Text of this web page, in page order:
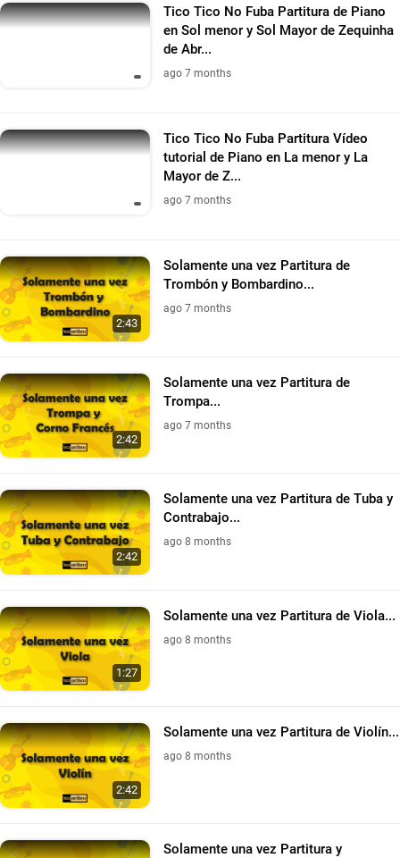
Tico Tico No Fuba Partitura de Piano
en Sol menor y Sol Mayor de Zequinha
de Abr...
ago 7 months
Tico Tico No Fuba Partitura Vídeo
tutorial de Piano en La menor y La
Mayor de Z...
ago 7 months
2:43
Solamente una vez Partitura de
Trombón y Bombardino...
ago 7 months
2:42
Solamente una vez Partitura de
Trompa...
ago 7 months
2:42
Solamente una vez Partitura de Tuba y
Contrabajo...
ago 8 months
1:27
Solamente una vez Partitura de Viola...
ago 8 months
2:42
Solamente una vez Partitura de Violín...
ago 8 months
Solamente una vez Partitura y